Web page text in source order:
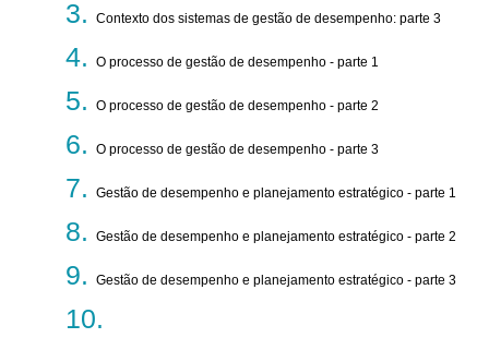
Contexto dos sistemas de gestão de desempenho: parte 3
O processo de gestão de desempenho - parte 1
O processo de gestão de desempenho - parte 2
O processo de gestão de desempenho - parte 3
Gestão de desempenho e planejamento estratégico - parte 1
Gestão de desempenho e planejamento estratégico - parte 2
Gestão de desempenho e planejamento estratégico - parte 3